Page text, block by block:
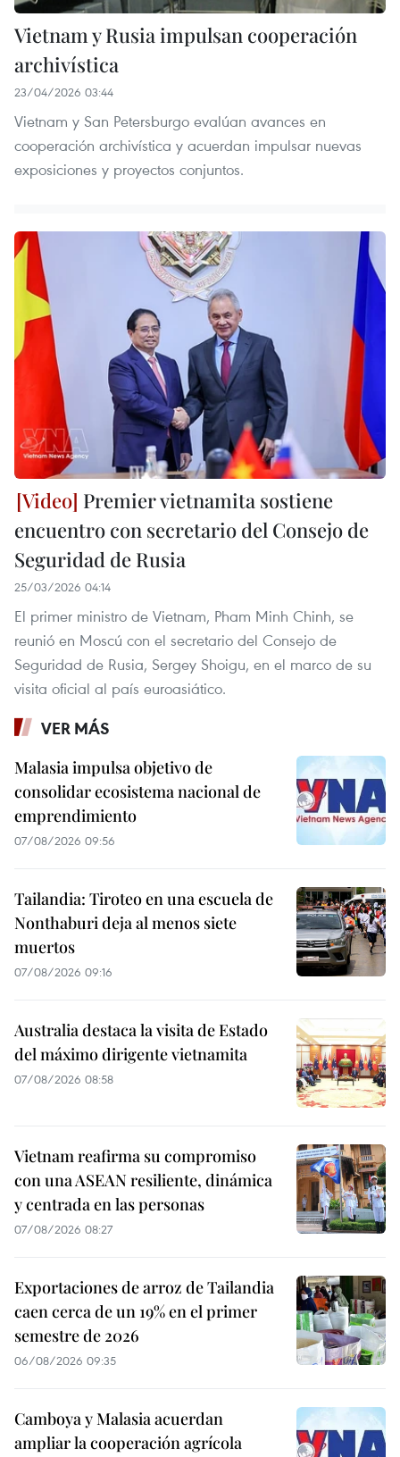
Vietnam y Rusia impulsan cooperación
archivística
23/04/2026 03:44
Vietnam y San Petersburgo evalúan avances en
cooperación archivística y acuerdan impulsar nuevas
exposiciones y proyectos conjuntos.
Premier vietnamita sostiene
encuentro con secretario del Consejo de
Seguridad de Rusia
25/03/2026 04:14
El primer ministro de Vietnam, Pham Minh Chinh, se
reunió en Moscú con el secretario del Consejo de
Seguridad de Rusia, Sergey Shoigu, en el marco de su
visita oficial al país euroasiático.
VER MÁS
Malasia impulsa objetivo de
consolidar ecosistema nacional de
emprendimiento
07/08/2026 09:56
Tailandia: Tiroteo en una escuela de
Nonthaburi deja al menos siete
muertos
07/08/2026 09:16
Australia destaca la visita de Estado
del máximo dirigente vietnamita
07/08/2026 08:58
Vietnam reafirma su compromiso
con una ASEAN resiliente, dinámica
y centrada en las personas
07/08/2026 08:27
Exportaciones de arroz de Tailandia
caen cerca de un 19% en el primer
semestre de 2026
06/08/2026 09:35
Camboya y Malasia acuerdan
ampliar la cooperación agrícola